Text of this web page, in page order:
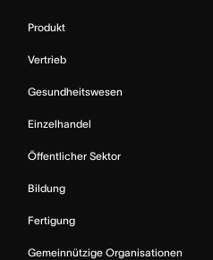
Produkt
Vertrieb
Gesundheitswesen
Einzelhandel
Öffentlicher Sektor
Bildung
Fertigung
Gemeinnützige Organisationen